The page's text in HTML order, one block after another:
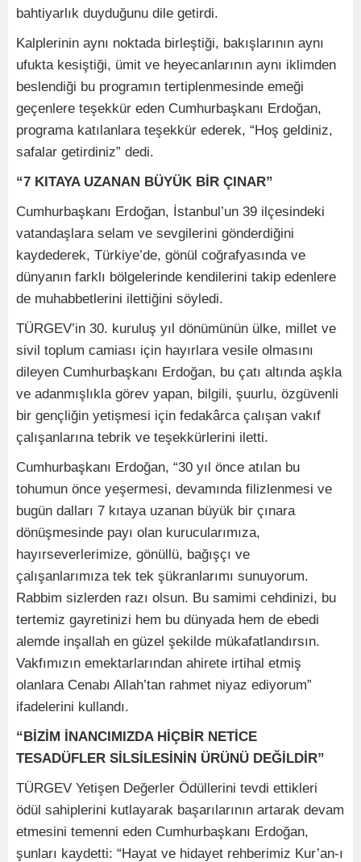
bahtiyarlık duyduğunu dile getirdi.
Kalplerinin aynı noktada birleştiği, bakışlarının aynı
ufukta kesiştiği, ümit ve heyecanlarının aynı iklimden
beslendiği bu programın tertiplenmesinde emeği
geçenlere teşekkür eden Cumhurbaşkanı Erdoğan,
programa katılanlara teşekkür ederek, “Hoş geldiniz,
safalar getirdiniz” dedi.
“7 KITAYA UZANAN BÜYÜK BİR ÇINAR”
Cumhurbaşkanı Erdoğan, İstanbul’un 39 ilçesindeki
vatandaşlara selam ve sevgilerini gönderdiğini
kaydederek, Türkiye’de, gönül coğrafyasında ve
dünyanın farklı bölgelerinde kendilerini takip edenlere
de muhabbetlerini ilettiğini söyledi.
TÜRGEV’in 30. kuruluş yıl dönümünün ülke, millet ve
sivil toplum camiası için hayırlara vesile olmasını
dileyen Cumhurbaşkanı Erdoğan, bu çatı altında aşkla
ve adanmışlıkla görev yapan, bilgili, şuurlu, özgüvenli
bir gençliğin yetişmesi için fedakârca çalışan vakıf
çalışanlarına tebrik ve teşekkürlerini iletti.
Cumhurbaşkanı Erdoğan, “30 yıl önce atılan bu
tohumun önce yeşermesi, devamında filizlenmesi ve
bugün dalları 7 kıtaya uzanan büyük bir çınara
dönüşmesinde payı olan kurucularımıza,
hayırseverlerimize, gönüllü, bağışçı ve
çalışanlarımıza tek tek şükranlarımı sunuyorum.
Rabbim sizlerden razı olsun. Bu samimi cehdinizi, bu
tertemiz gayretinizi hem bu dünyada hem de ebedi
alemde inşallah en güzel şekilde mükafatlandırsın.
Vakfımızın emektarlarından ahirete irtihal etmiş
olanlara Cenabı Allah’tan rahmet niyaz ediyorum”
ifadelerini kullandı.
“BİZİM İNANCIMIZDA HİÇBİR NETİCE
TESADÜFLER SİLSİLESİNİN ÜRÜNÜ DEĞİLDİR”
TÜRGEV Yetişen Değerler Ödüllerini tevdi ettikleri
ödül sahiplerini kutlayarak başarılarının artarak devam
etmesini temenni eden Cumhurbaşkanı Erdoğan,
şunları kaydetti: “Hayat ve hidayet rehberimiz Kur’an-ı